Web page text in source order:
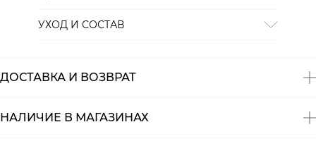
УХОД И СОСТАВ
ДОСТАВКА И ВОЗВРАТ
НАЛИЧИЕ В МАГАЗИНАХ